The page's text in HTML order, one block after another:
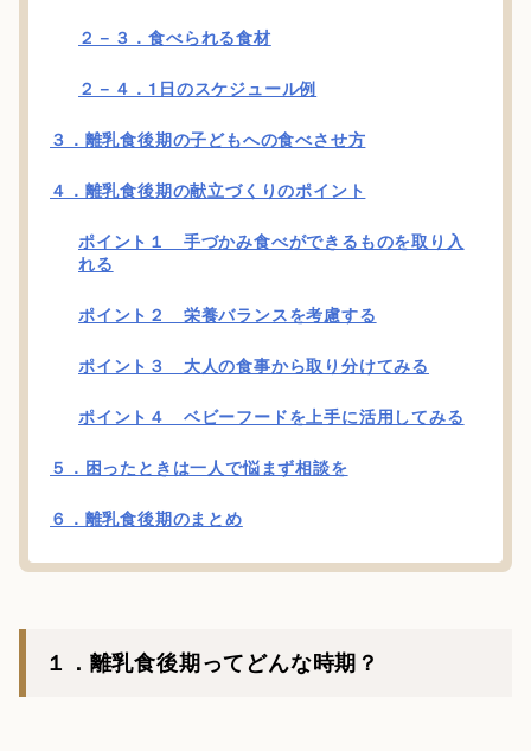
２－３．食べられる食材
２－４．1日のスケジュール例
３．離乳食後期の子どもへの食べさせ方
４．離乳食後期の献立づくりのポイント
ポイント１ 手づかみ食べができるものを取り入
れる
ポイント２ 栄養バランスを考慮する
ポイント３ 大人の食事から取り分けてみる
ポイント４ ベビーフードを上手に活用してみる
５．困ったときは一人で悩まず相談を
６．離乳食後期のまとめ
１．離乳食後期ってどんな時期？